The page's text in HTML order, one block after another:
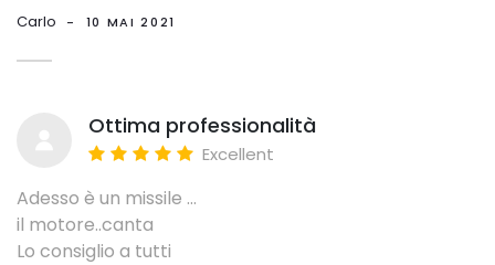
Carlo - 10 MAI 2021
Ottima professionalità
Excellent
Adesso è un missile ...
il motore..canta
Lo consiglio a tutti